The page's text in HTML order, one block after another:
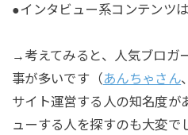
●インタビュー系コンテンツ
→考えてみると、人気ブロガ
事が多いです（あんちゃさん、
サイト運営する人の知名度が
ューする人を探すのも大変